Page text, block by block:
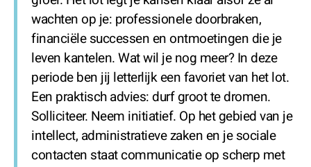
wachten op je: professionele doorbraken,
financiële successen en ontmoetingen die je
leven kantelen. Wat wil je nog meer? In deze
periode ben jij letterlijk een favoriet van het lot.
Een praktisch advies: durf groot te dromen.
Solliciteer. Neem initiatief. Op het gebied van je
intellect, administratieve zaken en je sociale
contacten staat communicatie op scherp met